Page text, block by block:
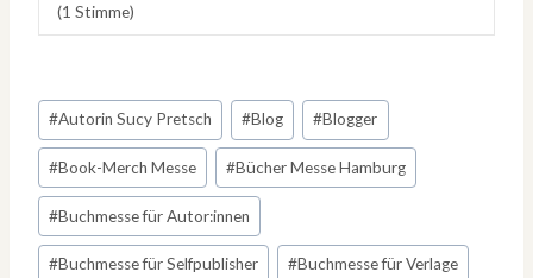
(1 Stimme)
Schlagworte:
#Autorin Sucy Pretsch #Blog #Blogger
#Book-Merch Messe #Bücher Messe Hamburg
#Buchmesse für Autor:innen
#Buchmesse für Selfpublisher #Buchmesse für Verlage